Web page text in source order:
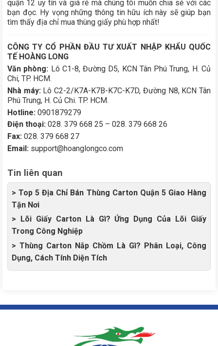
quận 12 uy tín và giá rẻ mà chúng tôi muốn chia sẻ với các
bạn đọc. Hy vọng những thông tin hữu ích này sẽ giúp bạn
tìm thấy địa chỉ mua thùng giấy phù hợp nhất!
CÔNG TY CỔ PHẦN ĐẦU TƯ XUẤT NHẬP KHẨU QUỐC
TẾ HOÀNG LONG
Văn phòng: Lô C1-8, Đường D5, KCN Tân Phú Trung, H. Củ
Chi, TP. HCM.
Nhà máy:Lô C2-2/K7A-K7B-K7C-K7D, Đường N8, KCN Tân
Phú Trung, H. Củ Chi. TP. HCM.
Hotline: 0901879279
Điện thoại: 028. 379 668 25 – 028. 379 668 26
Fax: 028. 379 668 27
Email: support@hoanglongco.com
Tin liên quan
> Top 5 Địa Chỉ Bán Thùng Carton Quận 5 Giao Hàng
Tận Nơi
> Lõi Giấy Carton Là Gì? Ứng Dụng Của Lõi Giấy
Trong Công Nghiệp
> Thùng Carton Nắp Chồm Là Gì? Phân Loại, Công
Dụng, Cách Tính Diện Tích